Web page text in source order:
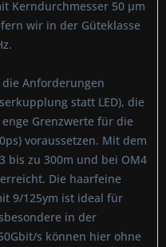
Kerndurchmesser 50 µm
wir in der Güteklasse
Anforderungen
statt LED), die
Grenzwerte für die
voraussetzen. Mit dem
bis zu 300m und bei OM4
Die haarfeine
9/125ym ist ideal für
in der
s können hier ohne